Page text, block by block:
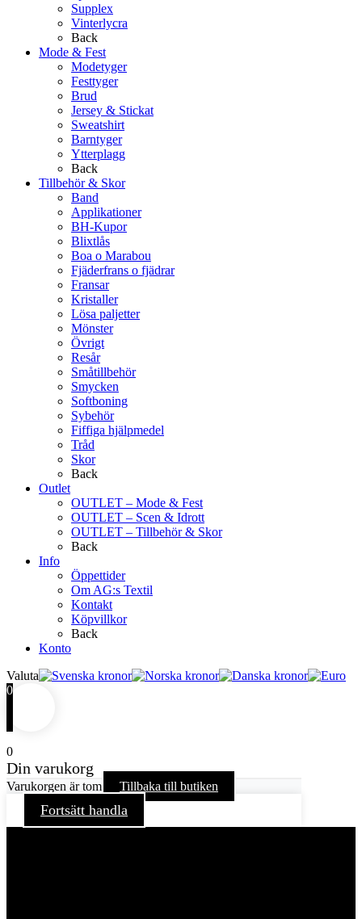
Supplex
Vinterlycra
Back
Mode & Fest
Modetyger
Festtyger
Brud
Jersey & Stickat
Sweatshirt
Barntyger
Ytterplagg
Back
Tillbehör & Skor
Band
Applikationer
BH-Kupor
Blixtlås
Boa o Marabou
Fjäderfrans o fjädrar
Fransar
Kristaller
Lösa paljetter
Mönster
Övrigt
Resår
Småtillbehör
Smycken
Softboning
Sybehör
Fiffiga hjälpmedel
Tråd
Skor
Back
Outlet
OUTLET – Mode & Fest
OUTLET – Scen & Idrott
OUTLET – Tillbehör & Skor
Back
Info
Öppettider
Om AG:s Textil
Kontakt
Köpvillkor
Back
Konto
Valuta
0
0
Din varukorg
Varukorgen är tom Tillbaka till butiken
Fortsätt handla